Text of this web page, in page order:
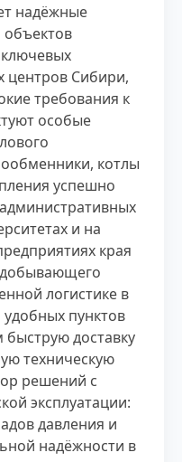
надёжные
Сибири,
требования к
особые
котлы
успешно
и на
края
логистике в
пунктов
доставку
техническую
решений с
эксплуатации:
давления и
надёжности в